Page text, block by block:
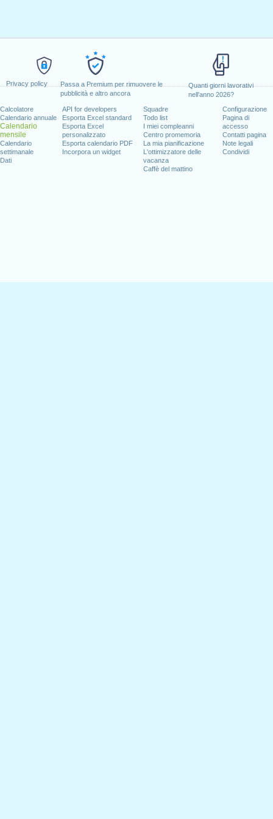
Privacy policy
Passa a Premium per rimuovere le
pubblicità e altro ancora
Quanti giorni lavorativi
nell'anno 2026?
Calcolatore
Calendario annuale
Calendario
mensile
Calendario
settimanale
Dati
API for developers
Esporta Excel standard
Esporta Excel
personalizzato
Esporta calendario PDF
Incorpora un widget
Squadre
Todo list
I miei compleanni
Centro promemoria
La mia pianificazione
L'ottimizzatore delle
vacanza
Caffè del mattino
Configurazione
Pagina di
accesso
Contatti pagina
Note legali
Condividi